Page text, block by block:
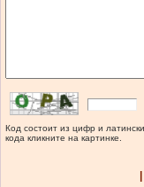
Код состоит из цифр и
кода кликните на картинке.